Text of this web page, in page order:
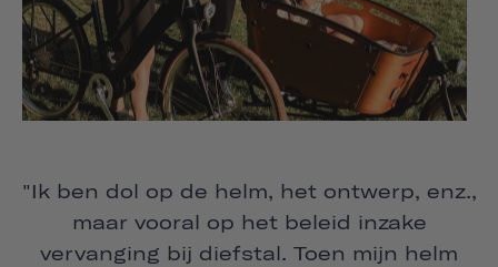
"Ik ben dol op de helm, het ontwerp, enz.,
maar vooral op het beleid inzake
vervanging bij diefstal. Toen mijn helm